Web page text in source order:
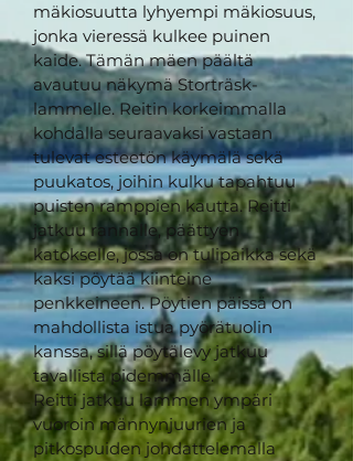
mäkiosuutta lyhyempi mäkiosuus,
jonka vieressä kulkee puinen
kaide. Tämän mäen päältä
avautuu näkymä Storträsk-
lammelle. Reitin korkeimmalla
kohdalla seuraavaksi vastaan
tulevat esteetön käymälä sekä
puukatos, joihin kulku tapahtuu
puisten ramppien kautta. Reitti
jatkuu rannalle, päättyen
katokselle, jossa on tulipaikka sekä
kaksi pöytää kiinteine
penkkeineen. Pöytien päissä on
mahdollista istua pyörätuolin
kanssa, sillä pöytälevy jatkuu
tavallista pidemmälle.
Reitti jatkuu lammen ympäri
vuoroin männynjuurien ja
pitkospuiden johdattelemalla